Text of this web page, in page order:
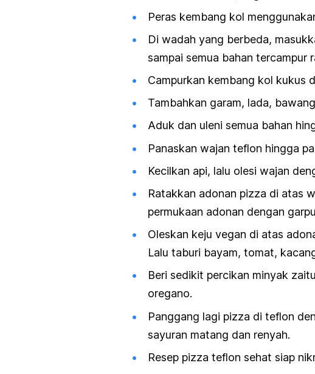
Peras kembang kol
Di wadah yang berbeda,
sampai semua bahan tercampur
Campurkan kembang kol kukus
Tambahkan garam, lada,
Aduk dan uleni semua bahan
Panaskan wajan teflon hingga
Kecilkan api, lalu olesi wajan
Ratakkan adonan pizza di atas
permukaan adonan dengan
Oleskan keju vegan di atas
Lalu taburi bayam, tomat,
Beri sedikit percikan minyak
oregano.
Panggang lagi pizza di teflon
sayuran matang dan renyah.
Resep pizza teflon sehat siap